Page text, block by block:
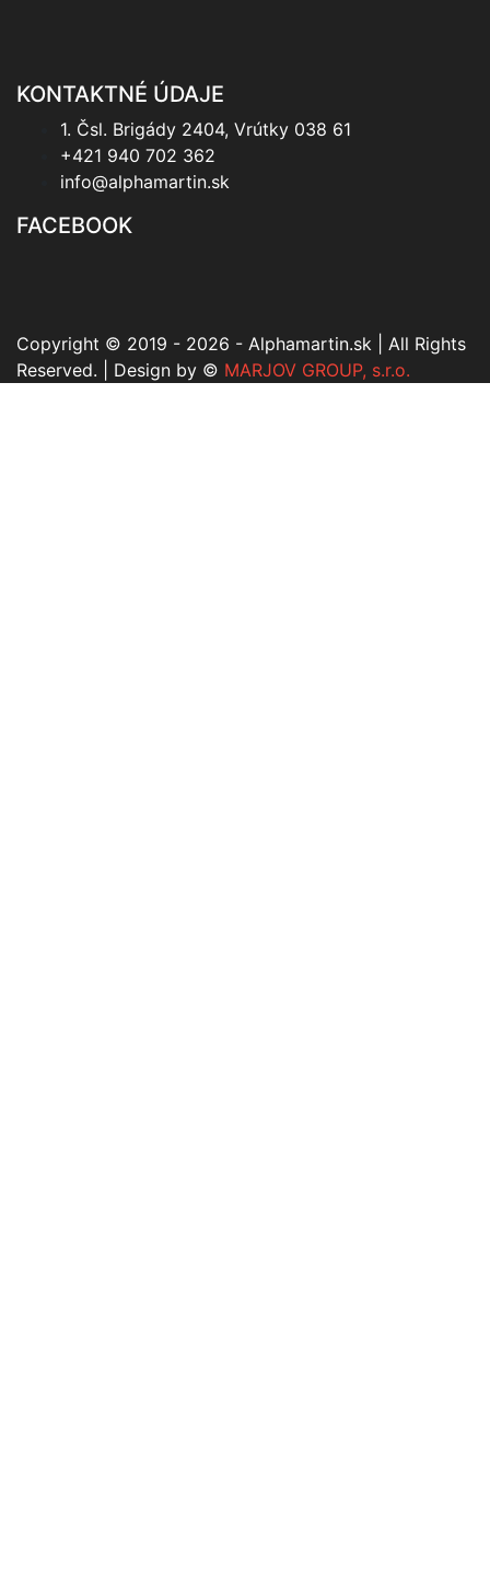
KONTAKTNÉ ÚDAJE
1. Čsl. Brigády 2404, Vrútky 038 61
+421 940 702 362
info@alphamartin.sk
FACEBOOK
Copyright © 2019 - 2026 - Alphamartin.sk | All Rights
Reserved. | Design by © MARJOV GROUP, s.r.o.